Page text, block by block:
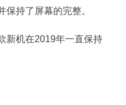
保持了屏幕的完整。
新机在2019年一直保持